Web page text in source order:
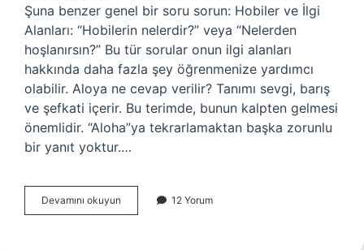
Şuna benzer genel bir soru sorun: Hobiler ve İlgi
Alanları: “Hobilerin nelerdir?” veya “Nelerden
hoşlanırsın?” Bu tür sorular onun ilgi alanları
hakkında daha fazla şey öğrenmenize yardımcı
olabilir. Aloya ne cevap verilir? Tanımı sevgi, barış
ve şefkati içerir. Bu terimde, bunun kalpten gelmesi
önemlidir. “Aloha”ya tekrarlamaktan başka zorunlu
bir yanıt yoktur.…
Devamını okuyun Merhaba
Diyen
12 Yorum